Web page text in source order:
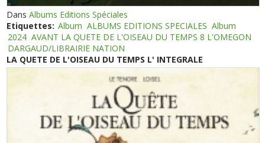
DansAlbums Editions Spéciales
Etiquettes: Album ALBUMS EDITIONS SPECIALES Album
2024 AVANT LA QUETE DE L'OISEAU DU TEMPS 8 L'OMEGON
DARGAUD/LIBRAIRIE NATION
LA QUETE DE L'OISEAU DU TEMPS L' INTEGRALE